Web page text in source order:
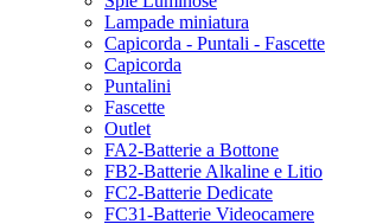
Lampade miniatura
Capicorda - Puntali - Fascette
Capicorda
Puntalini
Fascette
Outlet
FA2-Batterie a Bottone
FB2-Batterie Alkaline e Litio
FC2-Batterie Dedicate
FC31-Batterie Videocamere